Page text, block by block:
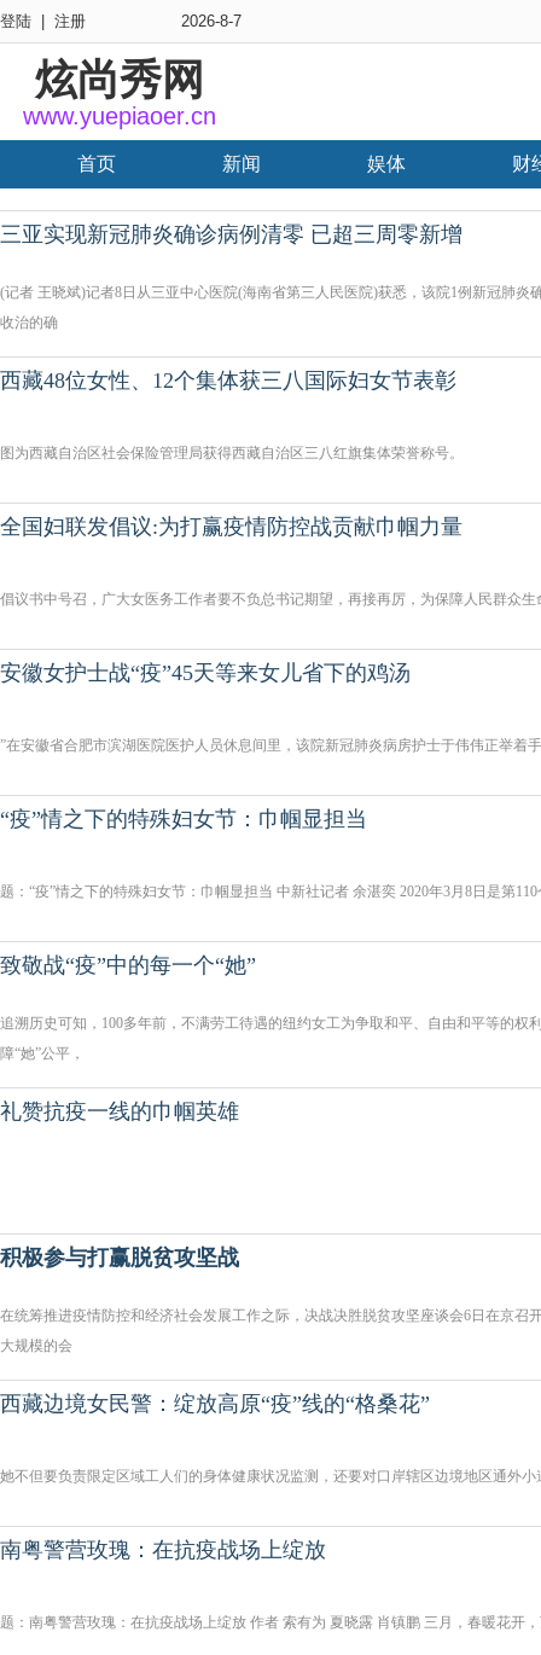
登陆 注册 2026-8-7
炫尚秀网
www.yuepiaoer.cn
首页 新闻 娱体 财
三亚实现新冠肺炎确诊病例清零 已超三周零新增
(记者 王晓斌)记者8日从三亚中心医院(海南省第三人民医院)获悉，该院1例新冠肺炎
收治的确
西藏48位女性、12个集体获三八国际妇女节表彰
图为西藏自治区社会保险管理局获得西藏自治区三八红旗集体荣誉称号。
全国妇联发倡议:为打赢疫情防控战贡献巾帼力量
倡议书中号召，广大女医务工作者要不负总书记期望，再接再厉，为保障人民群众
安徽女护士战“疫”45天等来女儿省下的鸡汤
”在安徽省合肥市滨湖医院医护人员休息间里，该院新冠肺炎病房护士于伟伟正举着
“疫”情之下的特殊妇女节：巾帼显担当
题：“疫”情之下的特殊妇女节：巾帼显担当 中新社记者 余湛奕 2020年3月8日是第
致敬战“疫”中的每一个“她”
追溯历史可知，100多年前，不满劳工待遇的纽约女工为争取和平、自由和平等的权
障“她”公平，
礼赞抗疫一线的巾帼英雄
积极参与打赢脱贫攻坚战
在统筹推进疫情防控和经济社会发展工作之际，决战决胜脱贫攻坚座谈会6日在京召
大规模的会
西藏边境女民警：绽放高原“疫”线的“格桑花”
她不但要负责限定区域工人们的身体健康状况监测，还要对口岸辖区边境地区通外
南粤警营玫瑰：在抗疫战场上绽放
题：南粤警营玫瑰：在抗疫战场上绽放 作者 索有为 夏晓露 肖镇鹏 三月，春暖花开